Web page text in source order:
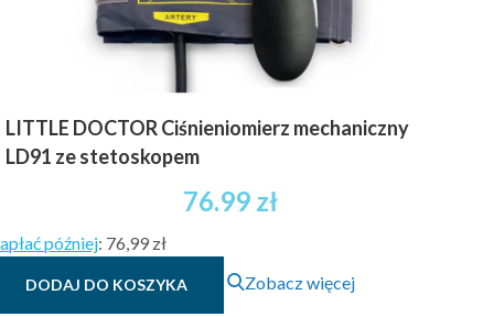
LITTLE DOCTOR Ciśnieniomierz mechaniczny
LD91 ze stetoskopem
76.99 zł
później: 76,99 zł
DODAJ DO KOSZYKA Zobacz więcej